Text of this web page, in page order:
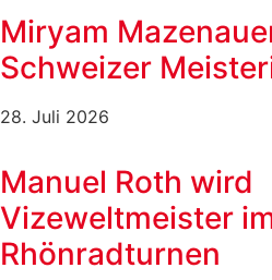
Miryam
Schweizer
28. Juli 2026
Manuel Roth wird
Vizeweltmeister
Rhönradturnen